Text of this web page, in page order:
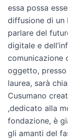
essa possa
diffusione di un
parlare del
digitale e
comunicazione
oggetto, presso
laurea, sarà
Cusumano
,dedicato alla
fondazione, è
gli amanti del